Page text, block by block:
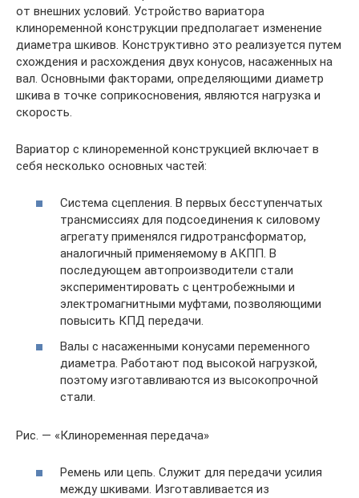
от внешних условий. Устройство вариатора
клиноременной конструкции предполагает изменение
диаметра шкивов. Конструктивно это реализуется путем
схождения и расхождения двух конусов, насаженных на
вал. Основными факторами, определяющими диаметр
шкива в точке соприкосновения, являются нагрузка и
скорость.
Вариатор с клиноременной конструкцией включает в
себя несколько основных частей:
Система сцепления. В первых бесступенчатых
трансмиссиях для подсоединения к силовому
агрегату применялся гидротрансформатор,
аналогичный применяемому в АКПП. В
последующем автопроизводители стали
экспериментировать с центробежными и
электромагнитными муфтами, позволяющими
повысить КПД передачи.
Валы с насаженными конусами переменного
диаметра. Работают под высокой нагрузкой,
поэтому изготавливаются из высокопрочной
стали.
Рис. — «Клиноременная передача»
Ремень или цепь. Служит для передачи усилия
между шкивами. Изготавливается из